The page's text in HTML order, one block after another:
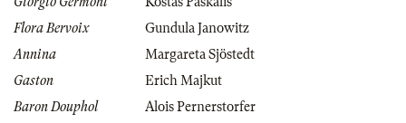
Flora Bervoix
Gundula Janowitz
Annina
Margareta Sjöstedt
Gaston
Erich Majkut
Baron Douphol
Alois Pernerstorfer